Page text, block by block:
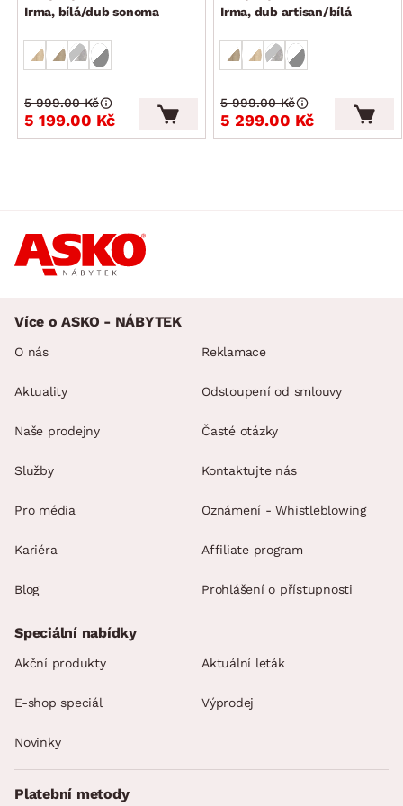
Irma, bílá/dub sonoma
5 199.00 Kč
5 999.00 Kč
Irma, dub artisan/bílá
5 299.00 Kč
5 999.00 Kč
Více o ASKO - NÁBYTEK
O nás
Aktuality
Naše prodejny
Služby
Pro média
Kariéra
Blog
Reklamace
Odstoupení od smlouvy
Časté otázky
Kontaktujte nás
Oznámení - Whistleblowing
Affiliate program
Prohlášení o přístupnosti
Speciální nabídky
Akční produkty Aktuální leták
E-shop speciál Výprodej
Novinky
Platební metody